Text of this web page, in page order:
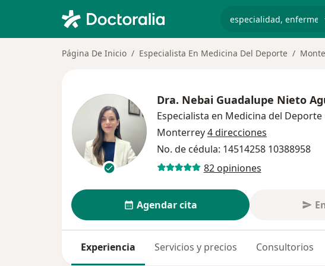
Página De Inicio Especialista En Medicina Del Deporte
Dra. Nebai Guadalupe Nieto
Especialista en Medicina del Deporte
Monterrey4 direcciones
No. de cédula: 14514258 10388958
82 opiniones
Agendar cita
Experiencia Servicios y precios Consultorios